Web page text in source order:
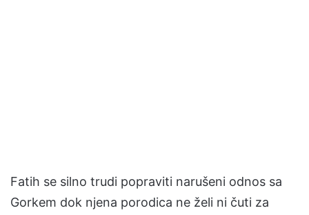
Fatih se silno trudi popraviti narušeni odnos sa
Gorkem dok njena porodica ne želi ni čuti za